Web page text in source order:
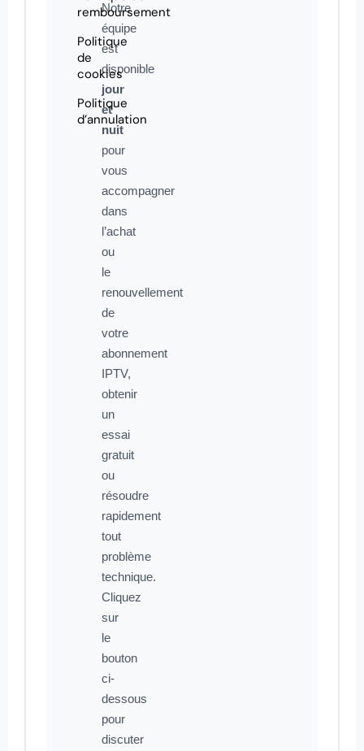
remboursement
Politique
de
cookies
Politique
d’annulation
Notre
équipe
est
disponible
jour
et
nuit
pour
vous
accompagner
dans
l’achat
ou
le
renouvellement
de
votre
abonnement
IPTV,
obtenir
un
essai
gratuit
ou
résoudre
rapidement
tout
problème
technique.
Cliquez
sur
le
bouton
ci-
dessous
pour
discuter